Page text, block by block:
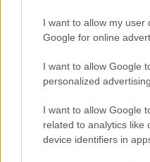
I want to allow my user
Google for online
I want to allow Google
personalized advertising.
I want to allow Google
related to analytics like
device identifiers in
Come trasformare l’IA
per le aziende